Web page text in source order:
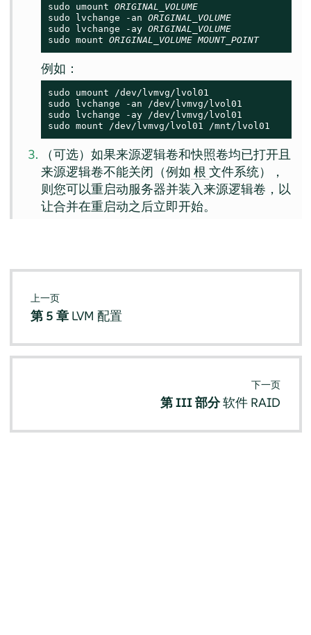
sudo umount ORIGINAL_VOLUME
sudo lvchange -an ORIGINAL_VOLUME
sudo lvchange -ay ORIGINAL_VOLUME
sudo mount ORIGINAL_VOLUME MOUNT_POINT
例如：
sudo umount /dev/lvmvg/lvol01
sudo lvchange -an /dev/lvmvg/lvol01
sudo lvchange -ay /dev/lvmvg/lvol01
sudo mount /dev/lvmvg/lvol01 /mnt/lvol01
（可选）如果来源逻辑卷和快照卷均已打开且
来源逻辑卷不能关闭（例如 根 文件系统），
则您可以重启动服务器并装入来源逻辑卷，以
让合并在重启动之后立即开始。
上一页
第 5 章 LVM 配置
下一页
第 III 部分软件 RAID